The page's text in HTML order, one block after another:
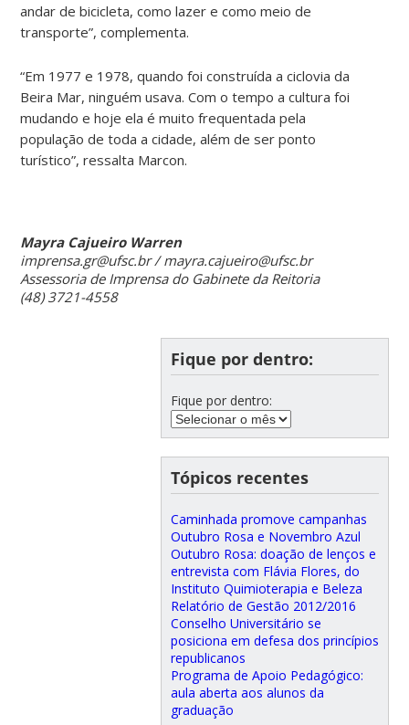
andar de bicicleta, como lazer e como meio de
transporte”, complementa.
“Em 1977 e 1978, quando foi construída a ciclovia da
Beira Mar, ninguém usava. Com o tempo a cultura foi
mudando e hoje ela é muito frequentada pela
população de toda a cidade, além de ser ponto
turístico”, ressalta Marcon.
Mayra Cajueiro Warren
imprensa.gr@ufsc.br / mayra.cajueiro@ufsc.br
Assessoria de Imprensa do Gabinete da Reitoria
(48) 3721-4558
Fique por dentro:
Fique por dentro:
Tópicos recentes
Caminhada promove campanhas
Outubro Rosa e Novembro Azul
Outubro Rosa: doação de lenços e
entrevista com Flávia Flores, do
Instituto Quimioterapia e Beleza
Relatório de Gestão 2012/2016
Conselho Universitário se
posiciona em defesa dos princípios
republicanos
Programa de Apoio Pedagógico:
aula aberta aos alunos da
graduação